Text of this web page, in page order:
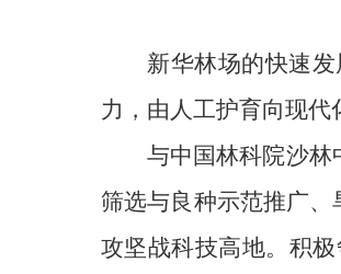
新华林场的快速
力，由人工护育向现代
与中国林科院沙林
筛选与良种示范推广
攻坚战科技高地。积